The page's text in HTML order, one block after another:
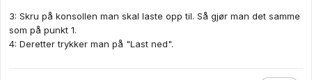
3: Skru på konsollen man skal laste opp til. Så gjør man det samme
som på punkt 1.
4: Deretter trykker man på "Last ned".